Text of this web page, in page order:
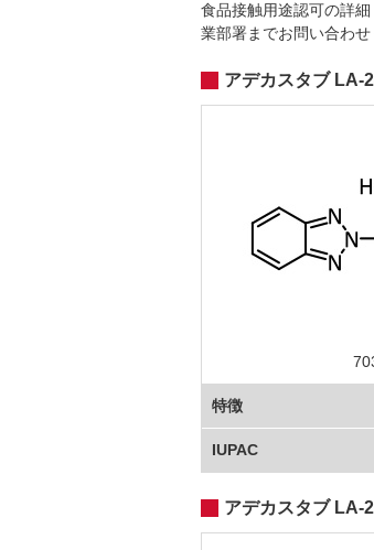
食品接触用途認可の詳
業部署までお問い合わせ
アデカスタブ LA-
特徴
IUPAC
アデカスタブ LA-